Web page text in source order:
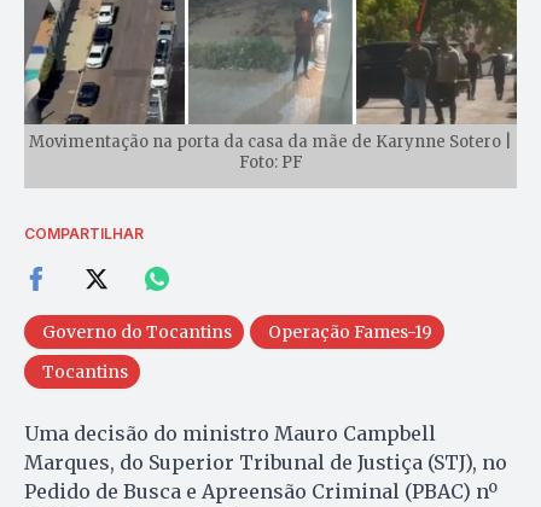
Movimentação na porta da casa da mãe de Karynne Sotero |
Foto: PF
COMPARTILHAR
Governo do Tocantins
Operação Fames-19
Tocantins
Uma decisão do ministro Mauro Campbell
Marques, do Superior Tribunal de Justiça (STJ), no
Pedido de Busca e Apreensão Criminal (PBAC) nº